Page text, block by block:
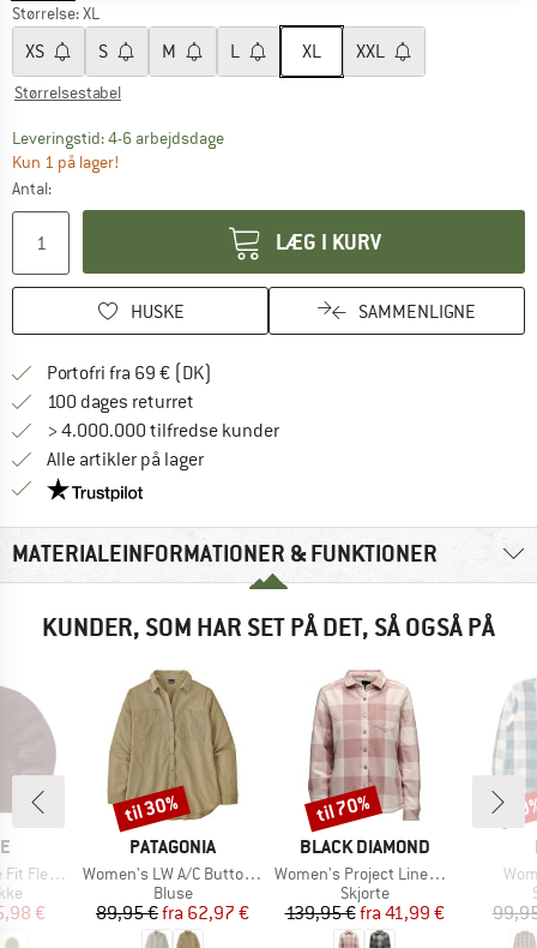
Størrelse:XL
XS S M L XL XXL
Størrelsestabel
Leveringstid: 4-6 arbejdsdageLinket åbnes i en infoboks og indeholder
Kun 1 på lager!
Antal:
LÆG I KURV
HUSKE SAMMENLIGNE
Portofri fra 69 € (DK)
100 dages returret
> 4.000.000 tilfredse kunder
Alle artikler på lager
Vi er Trustpilot-certificeret - oplysningerne får du
MATERIALEINFORMATIONER & FUNKTIONER
KUNDER, SOM HAR SET PÅ DET, SÅ OGSÅ PÅ
Jacket
pris
€
MÆRKE
PATAGONIA
Artikel
Women's LW A/C Buttondown
Produktgruppe
Bluse
Pris
89,95 € Nedsat pris
fra 62,97 €
Rabat
til 30%
MÆRKE
BLACK DIAMOND
Artikel
Women's Project Lined Flannel
Produktgruppe
Skjorte
Pris
139,95 € Nedsat pris
fra 41,99 €
Rabat
til 70%